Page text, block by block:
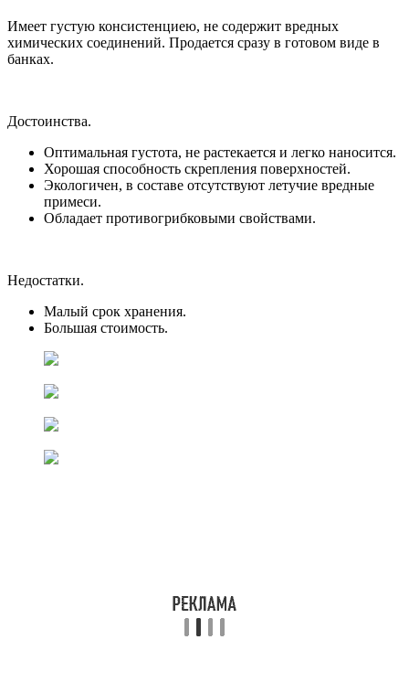
Имеет густую консистенциею, не содержит вредных
химических соединений. Продается сразу в готовом виде в
банках.
Достоинства.
Оптимальная густота, не растекается и легко наносится.
Хорошая способность скрепления поверхностей.
Экологичен, в составе отсутствуют летучие вредные
примеси.
Обладает противогрибковыми свойствами.
Недостатки.
Малый срок хранения.
Большая стоимость.